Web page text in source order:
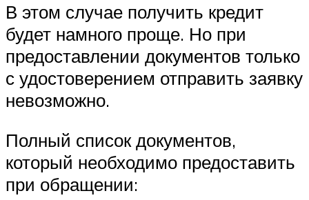
В этом случае получить кредит
будет намного проще. Но при
предоставлении документов только
с удостоверением отправить заявку
невозможно.
Полный список документов,
который необходимо предоставить
при обращении: